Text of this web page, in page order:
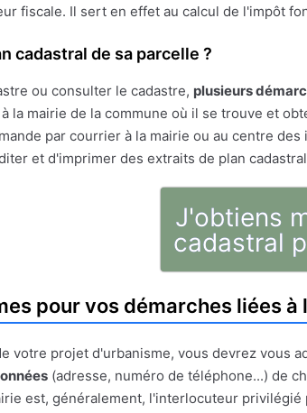
fiscale. Il sert en effet au calcul de l'impôt
cadastral de sa parcelle ?
ou consulter le cadastre, plusieurs
la mairie de la commune où il se trouve et
par courrier à la mairie ou au centre
et d'imprimer des extraits de plan
J'obtiens
cadastral
pour vos démarches liées à
votre projet d'urbanisme, vous devrez vous
(adresse, numéro de téléphone...) de
est, généralement, l'interlocuteur